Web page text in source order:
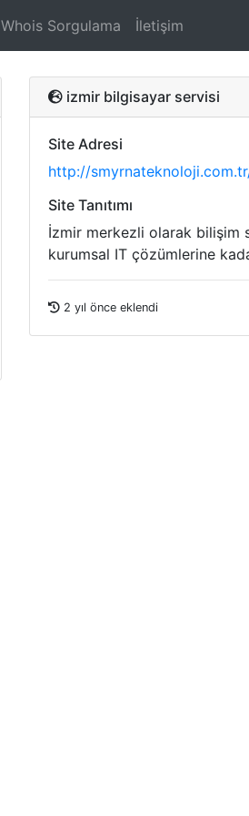
Whois Sorgulama İletişim
izmir bilgisayar servisi
Site Adresi
http://
Site Tanıtımı
İzmir merkezli olarak bilişim
kurumsal IT çözümlerine
2 yıl önce eklendi